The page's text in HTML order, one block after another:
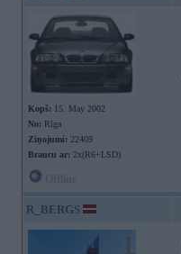
Kopš: 15. May 2002
No: Rīga
Ziņojumi: 22409
Braucu ar: 2x(R6+LSD)
R_BERGS